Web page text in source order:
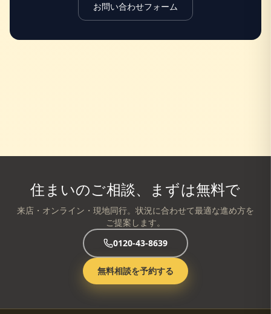
お問い合わせフォーム
住まいのご相談、まずは無料で
来店・オンライン・現地同行。状況に合わせて最適な進め方を
ご提案します。
0120-43-8639
無料相談を予約する